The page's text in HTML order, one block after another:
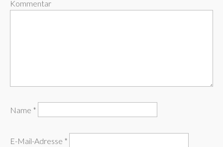
Kommentar
Name *
E-Mail-Adresse *